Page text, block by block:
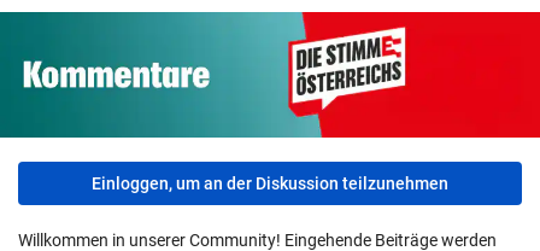
Einloggen, um an der Diskussion teilzunehmen
Willkommen in unserer Community! Eingehende Beiträge werden